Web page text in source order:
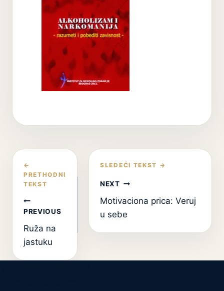
Кретање
чланка
PREVIOUS
Ruža na
jastuku
NEXT
Motivaciona prica: Veruj
u sebe